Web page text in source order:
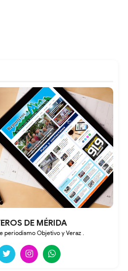
DE MÉRIDA
periodismo Objetivo y Veraz .